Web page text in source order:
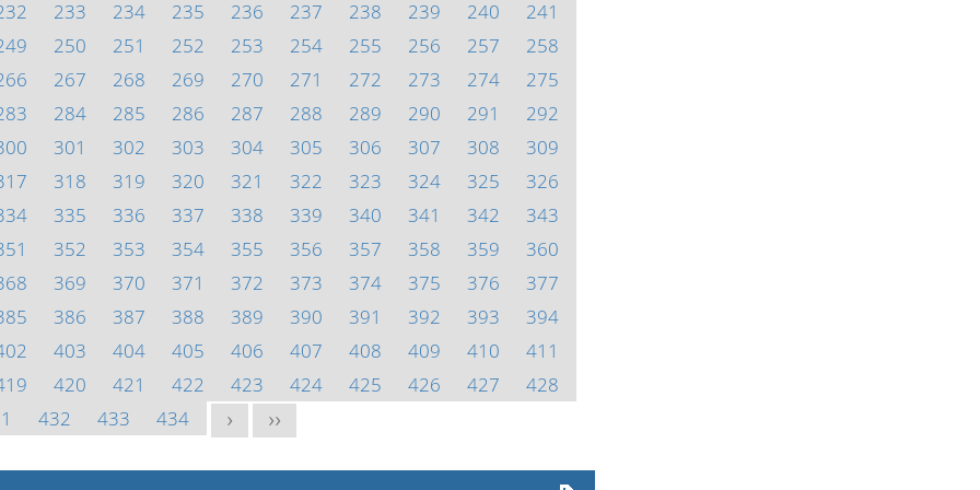
233 234 235 236 237 238 239 240
241
250 251 252 253 254 255 256 257
258
267 268 269 270 271 272 273 274
275
284 285 286 287 288 289 290 291
292
301 302 303 304 305 306 307 308
309
318 319 320 321 322 323 324 325
326
335 336 337 338 339 340 341 342
343
352 353 354 355 356 357 358 359
360
369 370 371 372 373 374 375 376
377
386 387 388 389 390 391 392 393
394
403 404 405 406 407 408 409 410
411
420 421 422 423 424 425 426 427
428
432 433 434 > >>